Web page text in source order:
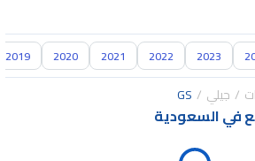
2023
2022
2021
2020
2019
جيلي GS